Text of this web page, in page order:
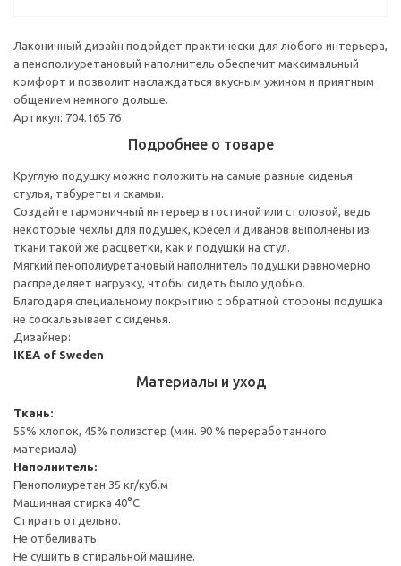
Лаконичный дизайн подойдет практически для любого интерьера,
а пенополиуретановый наполнитель обеспечит максимальный
комфорт и позволит наслаждаться вкусным ужином и приятным
общением немного дольше.
Артикул: 704.165.76
Подробнее о товаре
Круглую подушку можно положить на самые разные сиденья:
стулья, табуреты и скамьи.
Создайте гармоничный интерьер в гостиной или столовой, ведь
некоторые чехлы для подушек, кресел и диванов выполнены из
ткани такой же расцветки, как и подушки на стул.
Мягкий пенополиуретановый наполнитель подушки равномерно
распределяет нагрузку, чтобы сидеть было удобно.
Благодаря специальному покрытию с обратной стороны подушка
не соскальзывает с сиденья.
Дизайнер:
IKEA of Sweden
Материалы и уход
Ткань:
55% хлопок, 45% полиэстер (мин. 90 % переработанного
материала)
Наполнитель:
Пенополиуретан 35 кг/куб.м
Машинная стирка 40°С.
Стирать отдельно.
Не отбеливать.
Не сушить в стиральной машине.